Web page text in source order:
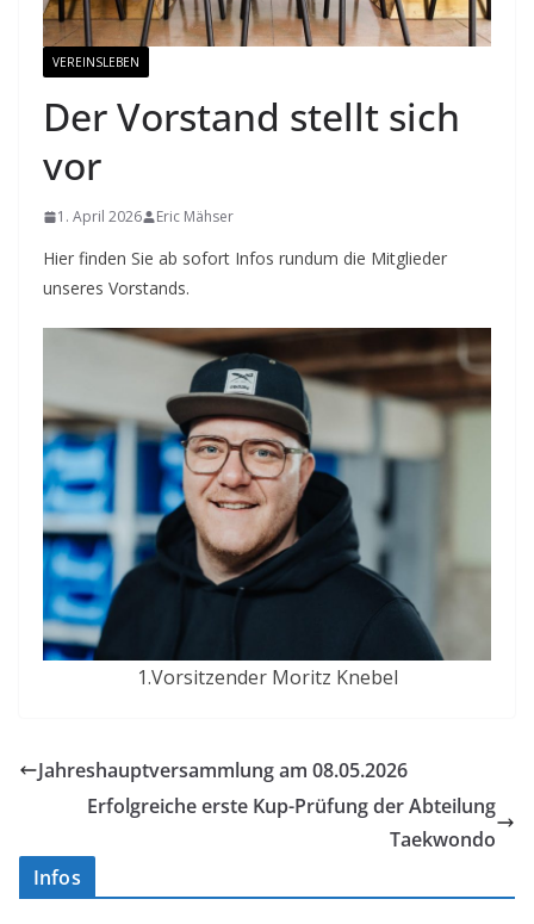
VEREINSLEBEN
Der Vorstand stellt sich
vor
1. April 2026 Eric Mähser
Hier finden Sie ab sofort Infos rundum die Mitglieder
unseres Vorstands.
1.Vorsitzender Moritz Knebel
Jahreshauptversammlung am 08.05.2026
Erfolgreiche erste Kup-Prüfung der Abteilung
Taekwondo
Infos